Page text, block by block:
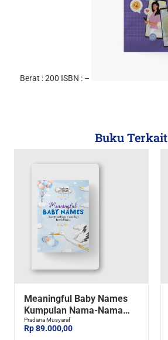
Berat : 200 ISBN : –
Buku Terkait
Meaningful Baby Names
Kumpulan Nama-Nama
Bayi Penuh Makna
Pradana Musyaraf
Rp 89.000,00